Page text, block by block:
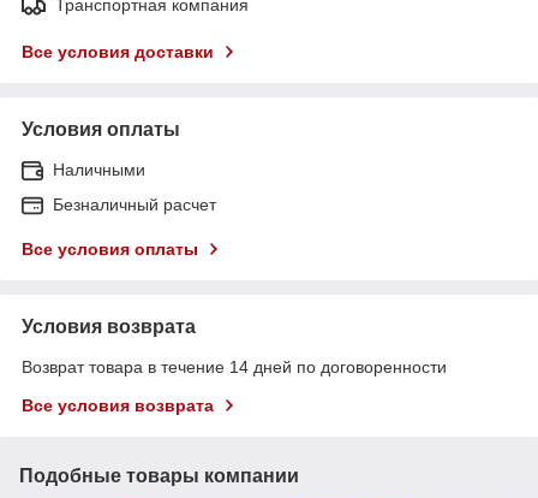
Транспортная компания
Все условия доставки
Условия оплаты
Наличными
Безналичный расчет
Все условия оплаты
Условия возврата
Возврат товара в течение 14 дней по договоренности
Все условия возврата
Подобные товары компании